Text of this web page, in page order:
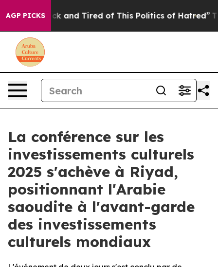
AGP PICKS
Sick and Tired of This Politics of Hatred” The
La conférence sur les
investissements culturels
2025 s'achève à Riyad,
positionnant l'Arabie
saoudite à l'avant-garde
des investissements
culturels mondiaux